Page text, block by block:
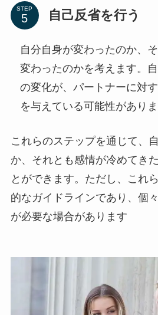
STEP 自己反省を行う
自分自身が変わったのか、
変わったのかを考えます。
の変化が、パートナーに対
を与えている可能性がありま
これらのステップを通じて、
か、それとも感情が冷めてき
とができます。ただし、これ
的なガイドラインであり、個
が必要な場合があります